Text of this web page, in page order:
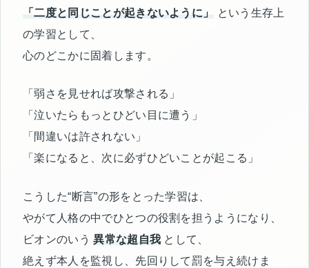
「二度と同じことが起きないように」
という生存上
の学習として、
心のどこかに固着します。
「弱さを見せれば攻撃される」
「泣いたらもっとひどい目に遭う」
「間違いは許されない」
「楽になると、次に必ずひどいことが起こる」
こうした“断言”の形をとった学習は、
やがて人格の中でひとつの役割を担うようになり、
ビオンのいう異常な超自我 として、
絶えず本人を監視し、先回りして罰を与え続けま